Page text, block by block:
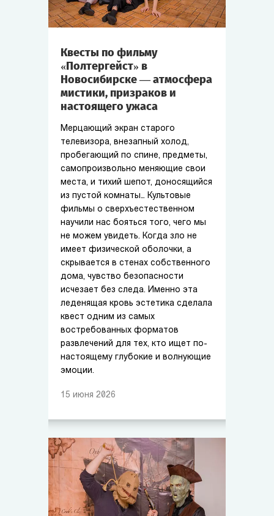
Квесты по фильму
«Полтергейст» в
Новосибирске — атмосфера
мистики, призраков и
настоящего ужаса
Мерцающий экран старого
телевизора, внезапный холод,
пробегающий по спине, предметы,
самопроизвольно меняющие свои
места, и тихий шепот, доносящийся
из пустой комнаты… Культовые
фильмы о сверхъестественном
научили нас бояться того, чего мы
не можем увидеть. Когда зло не
имеет физической оболочки, а
скрывается в стенах собственного
дома, чувство безопасности
исчезает без следа. Именно эта
леденящая кровь эстетика сделала
квест одним из самых
востребованных форматов
развлечений для тех, кто ищет по-
настоящему глубокие и волнующие
эмоции.
15 июня 2026